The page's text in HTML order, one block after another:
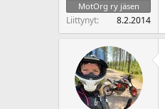
MotOrg ry jäsen
Liittynyt 8.2.2014